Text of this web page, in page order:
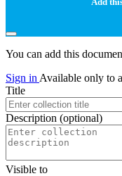
You can add this
Sign in Available only to
Title
Description (optional)
Visible to